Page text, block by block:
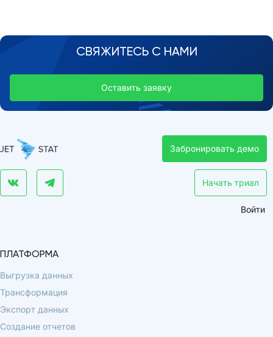
СВЯЖИТЕСЬ С НАМИ
Оставить заявку
Забронировать демо
Начать триал
Войти
ПЛАТФОРМА
Выгрузка данных
Трансформация
Экспорт данных
Создание отчетов